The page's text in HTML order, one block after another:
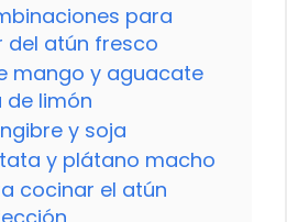
para
del atún fresco
mango y aguacate
de limón
y soja
y plátano macho
cocinar el atún